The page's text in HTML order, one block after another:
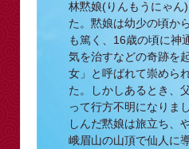
林黙娘(りんもうにゃん
た。黙娘は幼少の頃か
も篤く、16歳の頃に神
気を治すなどの奇跡を
女」と呼ばれて崇めら
た。しかしあるとき、
って行方不明になりま
しんだ黙娘は旅立ち、
峨眉山の山頂で仙人に